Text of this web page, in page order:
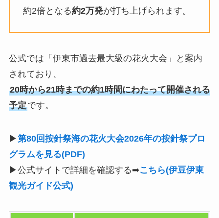
約2倍となる約2万発が打ち上げられます。
公式では「伊東市過去最大級の花火大会」と案内
されており、
20時から21時までの約1時間にわたって開催される
予定です。
▶第80回按針祭海の花火大会2026年の按針祭プロ
グラムを見る(PDF)
▶公式サイトで詳細を確認する➡こちら(伊豆伊東
観光ガイド公式)